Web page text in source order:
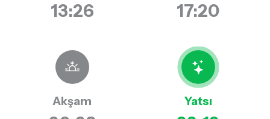
13:26 17:20
Akşam Yatsı